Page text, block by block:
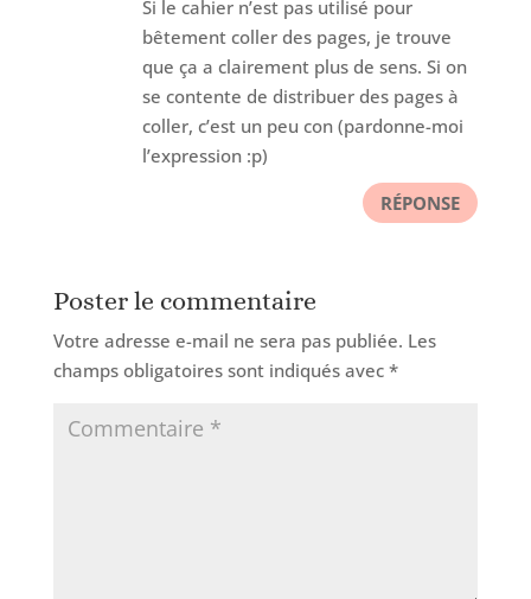
Si le cahier n’est pas utilisé pour
bêtement coller des pages, je trouve
que ça a clairement plus de sens. Si on
se contente de distribuer des pages à
coller, c’est un peu con (pardonne-moi
l’expression :p)
RÉPONSE
Poster le commentaire
Votre adresse e-mail ne sera pas publiée. Les
champs obligatoires sont indiqués avec *